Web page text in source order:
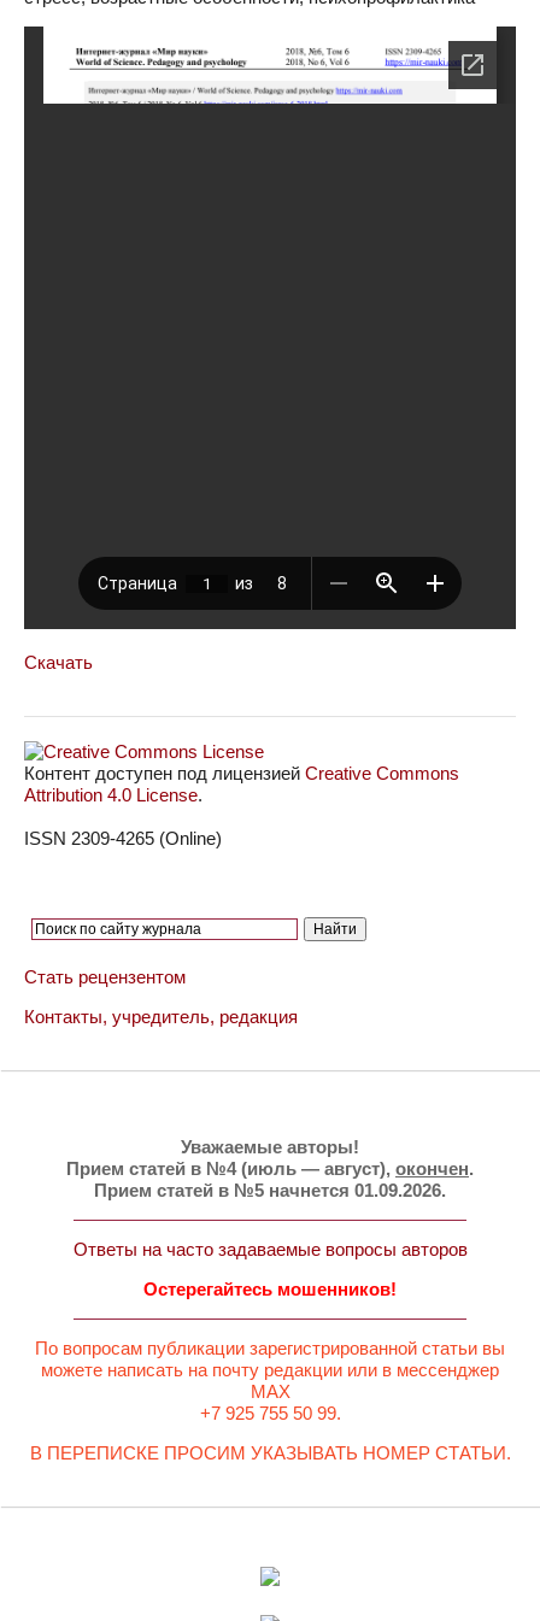
Скачать
Контент доступен под лицензией Creative Commons
Attribution 4.0 License.
ISSN 2309-4265 (Online)
Стать рецензентом
Контакты, учредитель, редакция
Уважаемые авторы!
Прием статей в №4 (июль — август), окончен.
Прием статей в №5 начнется 01.09.2026.
Ответы на часто задаваемые вопросы авторов
Остерегайтесь мошенников!
По вопросам публикации зарегистрированной статьи вы
можете написать на почту редакции или в мессенджер
MAX
+7 925 755 50 99.
В ПЕРЕПИСКЕ ПРОСИМ УКАЗЫВАТЬ НОМЕР СТАТЬИ.